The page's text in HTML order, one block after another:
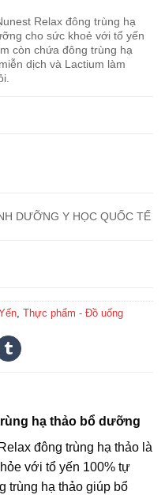
Relax đông trùng hạ
cho sức khoẻ với tổ yến
còn chứa đông trùng hạ
dịch và Lactium làm
DƯỠNG Y HỌC QUỐC TẾ
Thực phẩm - Đồ uống
hạ thảo bổ dưỡng
đông trùng hạ thảo là
với tổ yến 100% tự
trùng hạ thảo giúp bổ